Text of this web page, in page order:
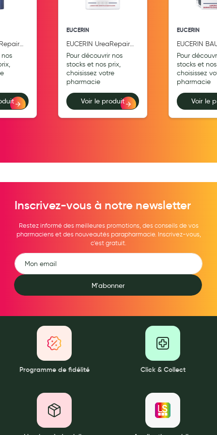
Nutrition clinique
Anti-poux
Solaire et moustique
Piqûres insectes
Douleurs articulaires et musculaires
Santé séniors
Anti acariens, anti gale, anti tiques, insectifuges
Vétérinaire
Ronflement
Protections auditives
Matériel medical
EUCERIN
EUCERIN UreaRepair
PLUS Émollient 10%
d'Urée 400ml
Pour découvrir nos
stocks et nos prix,
choisissez votre
pharmacie
Voir le produit
EUCERIN
EUCERIN
LÈVRES
INTENSIF
Pour
stocks et
choisissez
pharmacie
Voir le
Inscrivez-vous à notre newsletter
Restez informé des meilleures promotions, des conseils de vos
pharmaciens et des nouveautés parapharmacie. Inscrivez-vous,
c'est gratuit.
M'abonner
Programme de fidélité Click & Collect